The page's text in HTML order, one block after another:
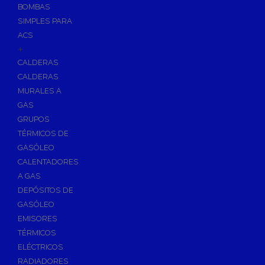
Sumideros para Piscinas
Accesorios para Piscinas
Productos Químicos para Piscinas
Reguladores de PH
Antialgas para Piscinas
Floculante para Piscinas
Cloro para Piscinas
Desinfección de Piscinas sin Cloro
Invernaje de Piscinas
Limpiadores de Piscinas
Kits Analizadores
Dosificadores
Riego, Jardín y Fuentes
BOMBAS
SIMPLES PARA
ACS
+
CALDERAS
CALDERAS
MURALES A
GAS
GRUPOS
TÉRMICOS DE
GASÓLEO
CALENTADORES
A GAS
DEPÓSITOS DE
GASÓLEO
EMISORES
TÉRMICOS
ELÉCTRICOS
RADIADORES